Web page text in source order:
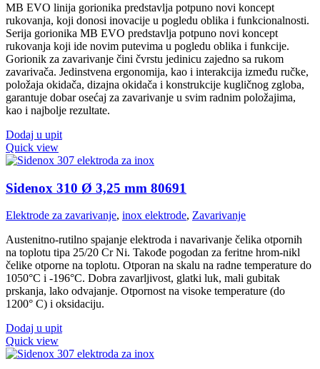
MB EVO linija gorionika predstavlja potpuno novi koncept
rukovanja, koji donosi inovacije u pogledu oblika i funkcionalnosti.
Serija gorionika MB EVO predstavlja potpuno novi koncept
rukovanja koji ide novim putevima u pogledu oblika i funkcije.
Gorionik za zavarivanje čini čvrstu jedinicu zajedno sa rukom
zavarivača. Jedinstvena ergonomija, kao i interakcija između ručke,
položaja okidača, dizajna okidača i konstrukcije kugličnog zgloba,
garantuje dobar osećaj za zavarivanje u svim radnim položajima,
kao i najbolje rezultate.
Dodaj u upit
Quick view
Sidenox 310 Ø 3,25 mm 80691
Elektrode za zavarivanje, inox elektrode, Zavarivanje
Austenitno-rutilno spajanje elektroda i navarivanje čelika otpornih
na toplotu tipa 25/20 Cr Ni. Takođe pogodan za feritne hrom-nikl
čelike otporne na toplotu. Otporan na skalu na radne temperature do
1050°C i -196°C. Dobra zavarljivost, glatki luk, mali gubitak
prskanja, lako odvajanje. Otpornost na visoke temperature (do
1200° C) i oksidaciju.
Dodaj u upit
Quick view